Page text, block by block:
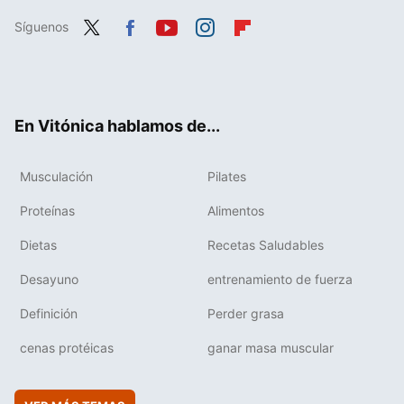
Síguenos
En Vitónica hablamos de...
Musculación Pilates
Proteínas Alimentos
Dietas Recetas Saludables
Desayuno entrenamiento de fuerza
Definición Perder grasa
cenas protéicas ganar masa muscular